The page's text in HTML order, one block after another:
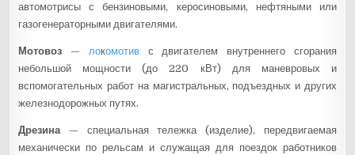
автомотрисы с бензиновыми, керосиновыми, нефтяными или
газогенераторными двигателями.
Мотовоз — локомотивс двигателем внутреннего сгорания
небольшой мощности (до 220 кВт) для маневровых и
вспомогательных работ на магистральных, подъездных и других
железнодорожных путях.
Дрезина— специальная тележка (изделие), передвигаемая
механически по рельсам и служащая для поездок работников